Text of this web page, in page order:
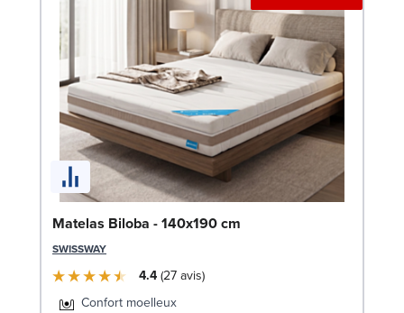
Matelas Biloba - 140x190 cm
SWISSWAY
4.4 27avis
Confort moelleux